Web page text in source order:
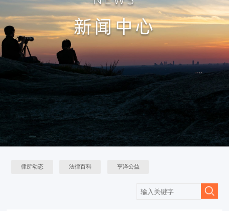
律所动态 法律百科 亨泽公益